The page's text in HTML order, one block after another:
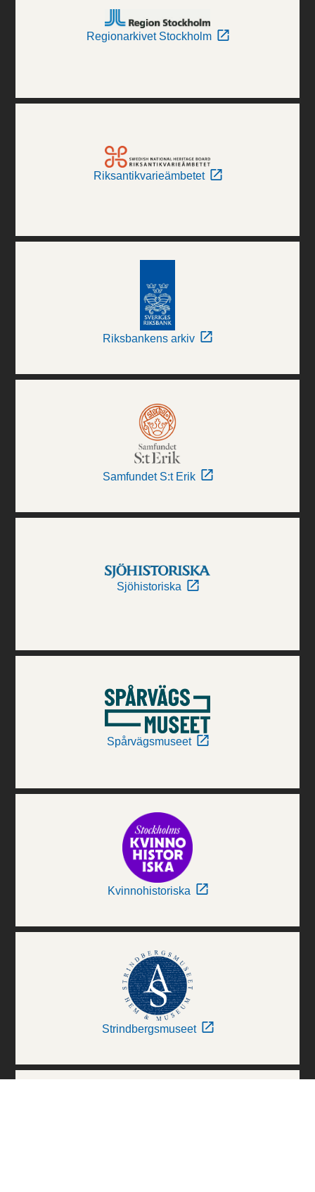
Regionarkivet Stockholm
Riksantikvarieämbetet
Riksbankens arkiv
Samfundet S:t Erik
Sjöhistoriska
Spårvägsmuseet
Kvinnohistoriska
Strindbergsmuseet